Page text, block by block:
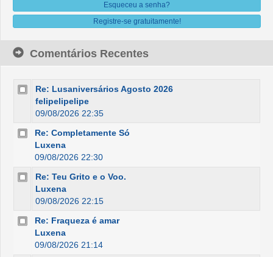
Esqueceu a senha?
Registre-se gratuitamente!
Comentários Recentes
Re: Lusaniversários Agosto 2026
felipelipelipe
09/08/2026 22:35
Re: Completamente Só
Luxena
09/08/2026 22:30
Re: Teu Grito e o Voo.
Luxena
09/08/2026 22:15
Re: Fraqueza é amar
Luxena
09/08/2026 21:14